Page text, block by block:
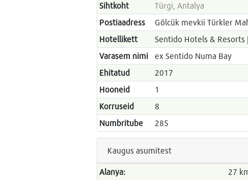
Sihtkoht
Türgi, Antalya
Postiaadress
Gölcük mevkii Türkler
Hotellikett
Sentido Hotels & Resorts
Varasem nimi
ex Sentido Numa Bay
Ehitatud
2017
Hooneid
1
Korruseid
8
Numbritube
285
Kaugus asumitest
Alanya:
27